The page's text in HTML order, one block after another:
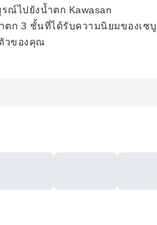
ณ์ไปยังน้ำตก Kawasan
ตก 3 ชั้นที่ได้รับความนิยมของเซบู
วของคุณ